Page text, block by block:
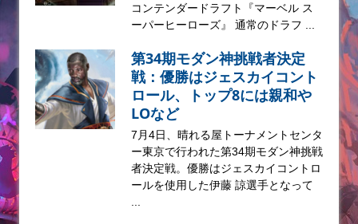
コンテンダードラフト『マーベル ス
ーパーヒーローズ』 通常のドラフ ...
第34期モダン神挑戦者決定
戦：優勝はジェスカイコント
ロール、トップ8には親和や
LOなど
7月4日、晴れる屋トーナメントセンタ
ー東京で行われた第34期モダン神挑戦
者決定戦。優勝はジェスカイコントロ
ールを使用した伊藤 諒選手となって